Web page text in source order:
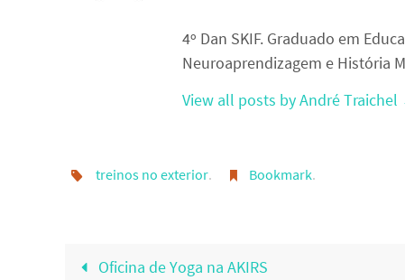
4º Dan SKIF. Graduado em
Neuroaprendizagem e História
View all posts by André Traichel
treinos no exterior. Bookmark.
Oficina de Yoga na AKIRS